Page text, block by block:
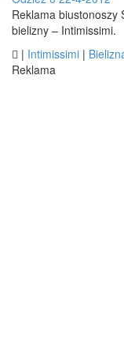
Reklama biustonoszy
bielizny – Intimissimi.
 | Intimissimi |
Reklama